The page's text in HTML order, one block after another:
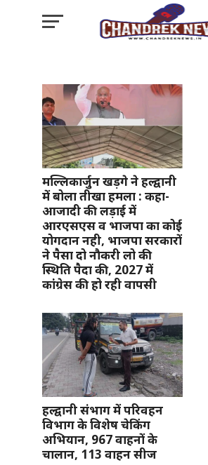
मल्लिकार्जुन खड़गे ने हल्द्वानी
में बोला तीखा हमला : कहा-
आजादी की लड़ाई में
आरएसएस व भाजपा का कोई
योगदान नही, भाजपा सरकारों
ने पैसा दो नौकरी लो की
स्थिति पैदा की, 2027 में
कांंग्रेस की हो रही वापसी
हल्द्वानी संभाग में परिवहन
विभाग के विशेष चेकिंग
अभियान, 967 वाहनों के
चालान, 113 वाहन सीज